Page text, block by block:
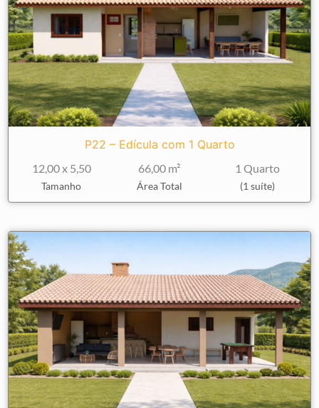
P22 – Edícula com 1 Quarto
12,00 x 5,50
Tamanho
66,00 m²
Área Total
1 Quarto
(1 suíte)